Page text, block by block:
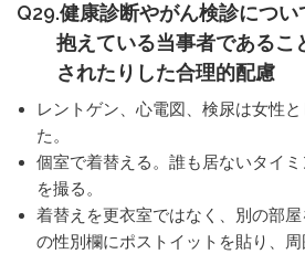
Q29.健康診断やがん検診につ
抱えている当事者であるこ
されたりした合理的配慮
レントゲン、心電図、検尿は女性
た。
個室で着替える。誰も居ないタイ
を撮る。
着替えを更衣室ではなく、別の部
の性別欄にポストイットを貼り、